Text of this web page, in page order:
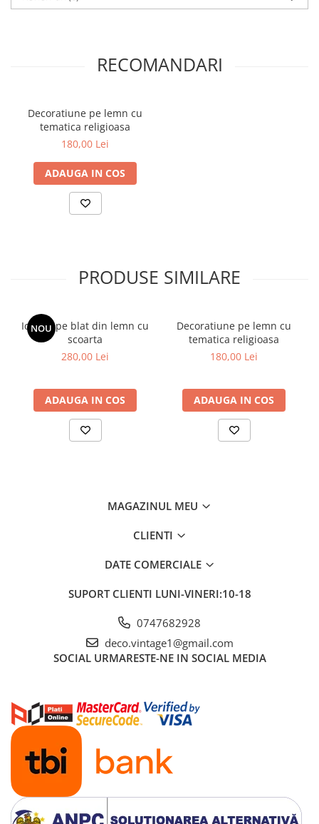
RECOMANDARI
Decoratiune pe lemn cu
tematica religioasa
180,00 Lei
ADAUGA IN COS
PRODUSE SIMILARE
NOU
Icoana pe blat din lemn cu
scoarta
280,00 Lei
ADAUGA IN COS
Decoratiune pe lemn cu
tematica religioasa
180,00 Lei
ADAUGA IN COS
MAGAZINUL MEU
CLIENTI
DATE COMERCIALE
SUPORT CLIENTI LUNI-VINERI:10-18
0747682928
deco.vintage1@gmail.com
SOCIAL URMARESTE-NE IN SOCIAL MEDIA